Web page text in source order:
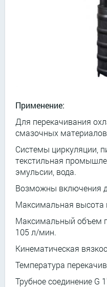
Применение:
Для перекачивания
смазочных
Системы циркуляции,
текстильная
эмульсии, вода.
Возможны включения
Максимальная высота
Максимальный объем
105 л/мин.
Кинематическая
Температура
Трубное соединение G